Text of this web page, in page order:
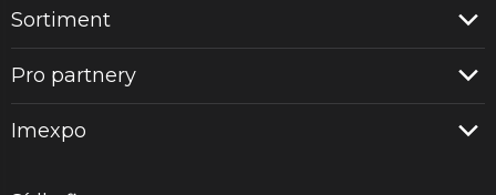
Sortiment
Pro partnery
Imexpo